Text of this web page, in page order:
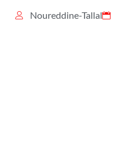
Noureddine-Tallal